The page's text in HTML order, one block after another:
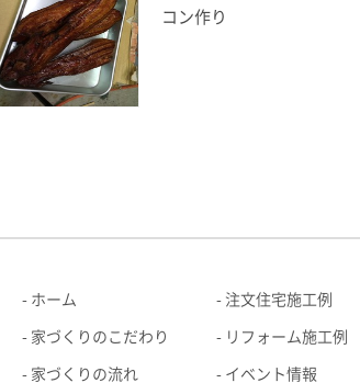
コン作り
ホーム
家づくりのこだわり
家づくりの流れ
注文住宅施工例
リフォーム施工例
イベント情報